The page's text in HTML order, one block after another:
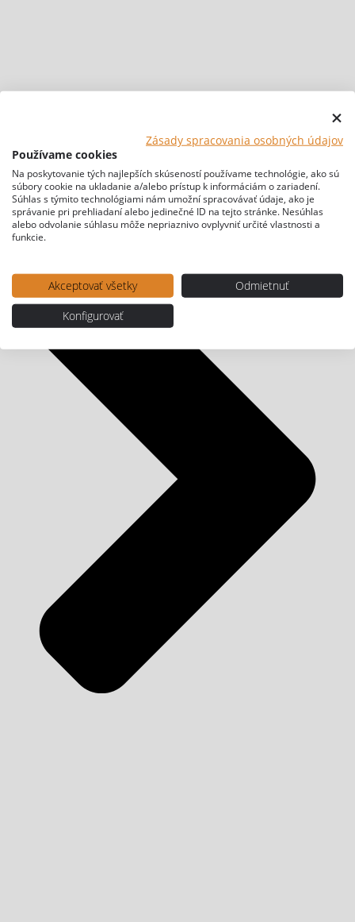
Zásady spracovania osobných údajov
Používame cookies
Na poskytovanie tých najlepších skúseností používame technológie, ako sú
súbory cookie na ukladanie a/alebo prístup k informáciám o zariadení.
Súhlas s týmito technológiami nám umožní spracovávať údaje, ako je
správanie pri prehliadaní alebo jedinečné ID na tejto stránke. Nesúhlas
alebo odvolanie súhlasu môže nepriaznivo ovplyvniť určité vlastnosti a
funkcie.
Akceptovať všetky
Odmietnuť
Konfigurovať